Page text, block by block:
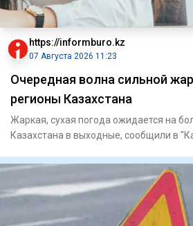
https://informburo.kz
07 Августа 2026 11:23
Очередная волна сильной
регионы Казахстана
Жаркая, сухая погода ожидается на
Казахстана в выходные, сообщили в